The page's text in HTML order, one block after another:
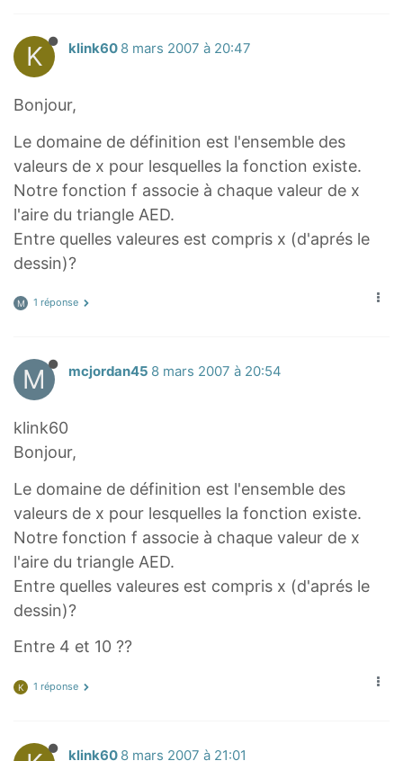
K klink60 8 mars 2007 à 20:47
Bonjour,
Le domaine de définition est l'ensemble des
valeurs de x pour lesquelles la fonction existe.
Notre fonction f associe à chaque valeur de x
l'aire du triangle AED.
Entre quelles valeures est compris x (d'aprés le
dessin)?
M 1 réponse
M mcjordan45 8 mars 2007 à 20:54
klink60
Bonjour,
Le domaine de définition est l'ensemble des
valeurs de x pour lesquelles la fonction existe.
Notre fonction f associe à chaque valeur de x
l'aire du triangle AED.
Entre quelles valeures est compris x (d'aprés le
dessin)?
Entre 4 et 10 ??
K 1 réponse
klink60 8 mars 2007 à 21:01